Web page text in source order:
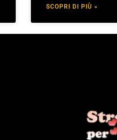
SCOPRI DI PIÙ »